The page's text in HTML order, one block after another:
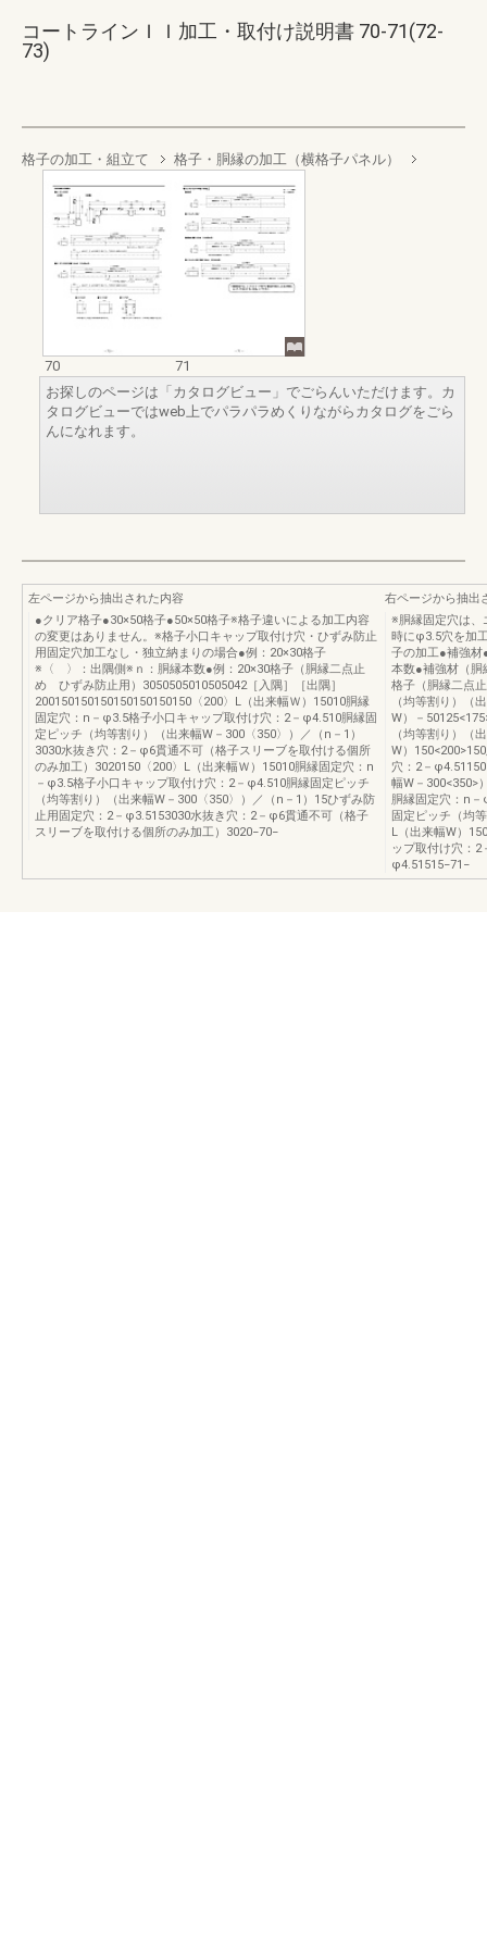
コートラインＩＩ加工・取付け説明書 70-71(72-
73)
格子の加工・組立て 格子・胴縁の加工（横格子パネル）
70
71
お探しのページは「カタログビュー」でごらんいただけます。カ
タログビューではweb上でパラパラめくりながらカタログをごら
んになれます。
左ページから抽出された内容
●クリア格子●30×50格子●50×50格子※格子違いによる加工内容
の変更はありません。※格子小口キャップ取付け穴・ひずみ防止
用固定穴加工なし・独立納まりの場合●例：20×30格子
※〈 〉：出隅側※ｎ：胴縁本数●例：20×30格子（胴縁二点止
め ひずみ防止用）3050505010505042［入隅］［出隅］
200150150150150150150150〈200〉L（出来幅Ｗ）15010胴縁
固定穴：n－φ3.5格子小口キャップ取付け穴：2－φ4.510胴縁固
定ピッチ（均等割り）（出来幅W－300〈350〉）／（n－1）
3030水抜き穴：2－φ6貫通不可（格子スリーブを取付ける個所
のみ加工）3020150〈200〉L（出来幅Ｗ）15010胴縁固定穴：n
－φ3.5格子小口キャップ取付け穴：2－φ4.510胴縁固定ピッチ
（均等割り）（出来幅W－300〈350〉）／（n－1）15ひずみ防
止用固定穴：2－φ3.5153030水抜き穴：2－φ6貫通不可（格子
スリーブを取付ける個所のみ加工）3020−70−
右ページから抽出
※胴縁固定穴は、
時にφ3.5穴を加
子の加工●補強
本数●補強材（
格子（胴縁二点
（均等割り）（
W）－
（均等割り）（
W）
穴：2－
幅W－300<350>
胴縁固定穴：n
固定ピッチ（均
L（出来幅W）
ップ取付け穴：
φ4.51515−71−